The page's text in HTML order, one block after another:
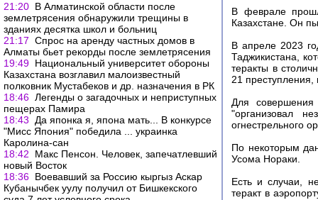
21:20 В Алматинской области после
землетрясения обнаружили трещины в
зданиях десятка школ и больниц
21:17 Спрос на аренду частных домов в
Алматы бьет рекорды после землетрясения
19:49 Национальный университет обороны
Казахстана возглавил малоизвестный
полковник Мустабеков и др. назначения в РК
18:46 Легенды о загадочных и неприступных
пещерах Памира
18:43
Да японка я, япона мать... В конкурсе
"Мисс Япония" победила ... украинка
Каролина-сан
18:42
Макс Пенсон. Человек, запечатлевший
новый Восток
18:36 Воевавший за Россию кыргыз Аскар
Кубанычбек уулу получил от Бишкекского
В феврале
Казахстане. Он
В апреле 2023
Таджикистана,
теракты в
21 преступления,
Для
"организовал
огнестрельного
По некоторым
Усома Нораки.
Есть и случаи,
теракт в